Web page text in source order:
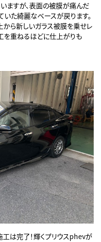
ますが、表面の被膜が痛んだ
た綺麗なベースが戻ります。
から新しいガラス被膜を乗せレ
を重ねるほどに仕上がりも
工は完了！輝くプリウスphevが